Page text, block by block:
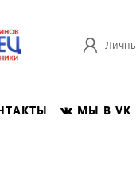
МЫ В VK